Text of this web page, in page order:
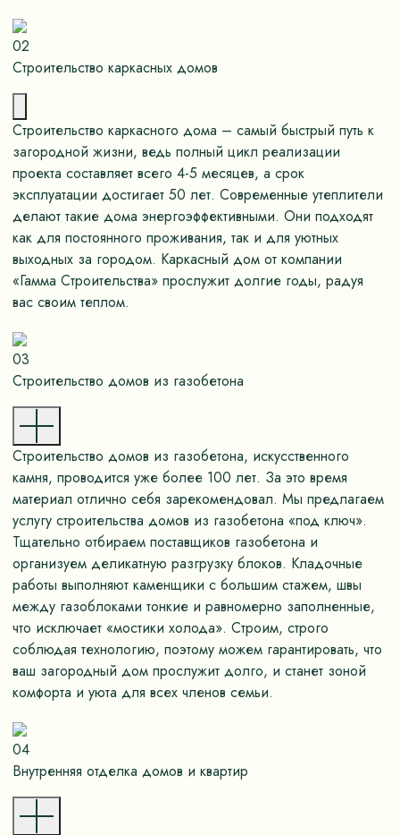
02
Строительство каркасных домов
Строительство каркасного дома – самый быстрый путь к
загородной жизни, ведь полный цикл реализации
проекта составляет всего 4-5 месяцев, а срок
эксплуатации достигает 50 лет. Современные утеплители
делают такие дома энергоэффективными. Они подходят
как для постоянного проживания, так и для уютных
выходных за городом. Каркасный дом от компании
«Гамма Строительства» прослужит долгие годы, радуя
вас своим теплом.
03
Строительство домов из газобетона
Строительство домов из газобетона, искусственного
камня, проводится уже более 100 лет. За это время
материал отлично себя зарекомендовал. Мы предлагаем
услугу строительства домов из газобетона «под ключ».
Тщательно отбираем поставщиков газобетона и
организуем деликатную разгрузку блоков. Кладочные
работы выполняют каменщики с большим стажем, швы
между газоблоками тонкие и равномерно заполненные,
что исключает «мостики холода». Строим, строго
соблюдая технологию, поэтому можем гарантировать, что
ваш загородный дом прослужит долго, и станет зоной
комфорта и уюта для всех членов семьи.
04
Внутренняя отделка домов и квартир